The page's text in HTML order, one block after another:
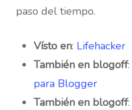
paso del tiempo.
Vísto en: Lifehacker
También en blogoff:
para Blogger
También en blogoff: